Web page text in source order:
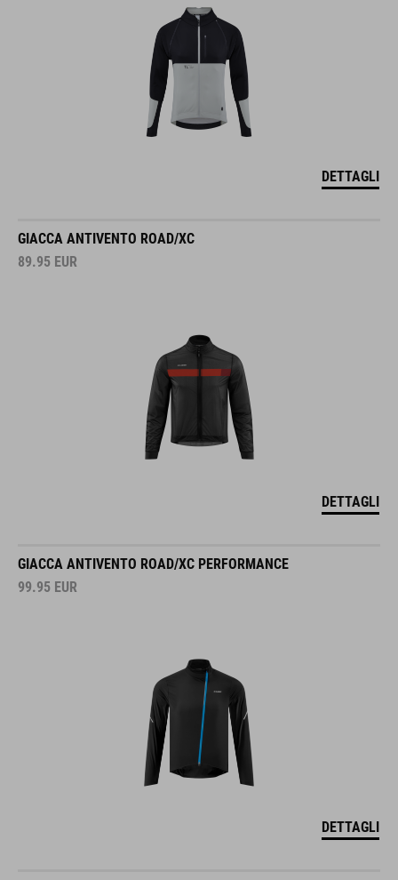
DETTAGLI
GIACCA ANTIVENTO ROAD/XC
89.95 EUR
DETTAGLI
GIACCA ANTIVENTO ROAD/XC PERFORMANCE
99.95 EUR
DETTAGLI